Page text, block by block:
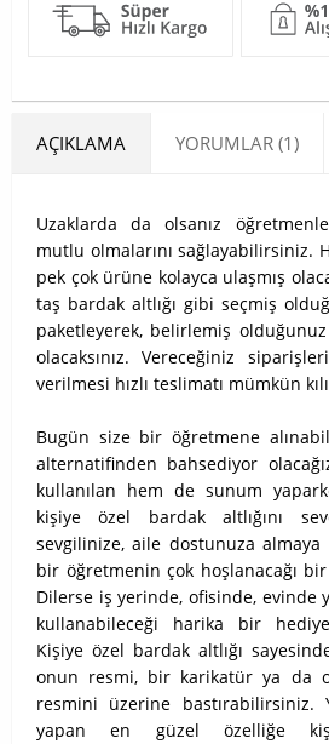
AÇIKLAMA YORUMLAR (1)
Uzaklarda da olsanız
mutlu olmalarını sağlayabilirsiniz.
pek çok ürüne kolayca ulaşmış
taş bardak altlığı gibi seçmiş
paketleyerek, belirlemiş
olacaksınız. Vereceğiniz
verilmesi hızlı teslimatı mümkün
Bugün size bir öğretmene
alternatifinden bahsediyor
kullanılan hem de sunum
kişiye özel bardak altlığını
sevgilinize, aile dostunuza
bir öğretmenin çok hoşlanacağı
Dilerse iş yerinde, ofisinde, evinde
kullanabileceği harika bir
Kişiye özel bardak altlığı
onun resmi, bir karikatür ya da
resmini üzerine bastırabilirsiniz.
yapan en güzel özelliğe